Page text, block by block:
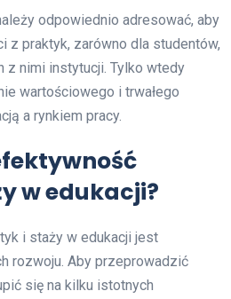
odpowiednio adresować, aby
z praktyk, zarówno dla studentów,
z nimi instytucji. Tylko wtedy
wartościowego i trwałego
a rynkiem pracy.
w edukacji?
i staży w edukacji jest
rozwoju. Aby przeprowadzić
się na kilku istotnych